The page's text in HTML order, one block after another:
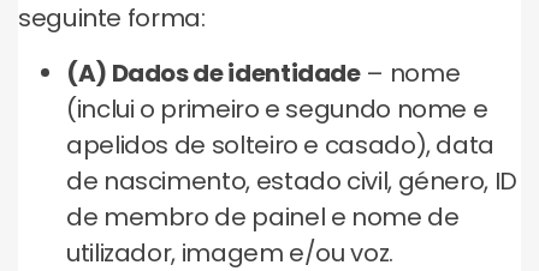
seguinte forma:
(A) Dados de identidade– nome
(inclui o primeiro e segundo nome e
apelidos de solteiro e casado), data
de nascimento, estado civil, género, ID
de membro de painel e nome de
utilizador, imagem e/ou voz.